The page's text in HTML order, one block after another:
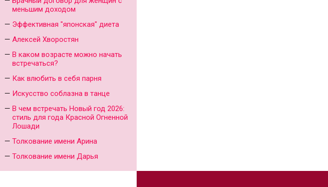
меньшим доходом
Эффективная "японская" диета
Алексей Хворостян
В каком возрасте можно начать
встречаться?
Как влюбить в себя парня
Искусство соблазна в танце
В чем встречать Новый год 2026:
стиль для года Красной Огненной
Лошади
Толкование имени Арина
Толкование имени Дарья